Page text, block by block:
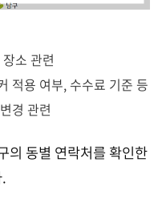
소 관련
적용 여부, 수수료 기준 등
경 관련
의 동별 연락처를 확인한